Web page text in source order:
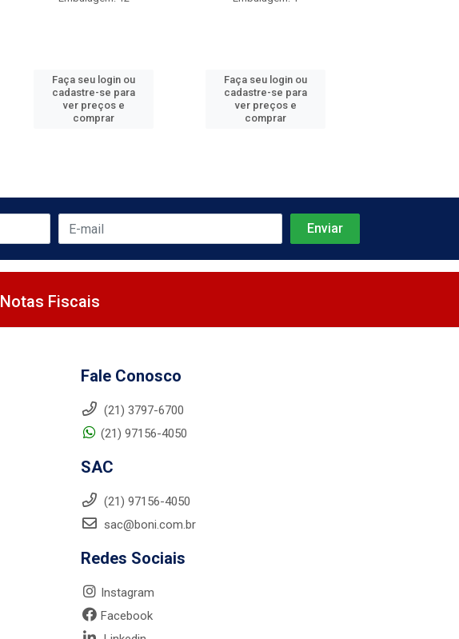
Faça seu login ou
cadastre-se para
ver preços e
comprar
Faça seu login ou
cadastre-se para
ver preços e
comprar
Notas Fiscais
Fale Conosco
(21) 3797-6700
(21) 97156-4050
SAC
(21) 97156-4050
sac@boni.com.br
Redes Sociais
Instagram
Facebook